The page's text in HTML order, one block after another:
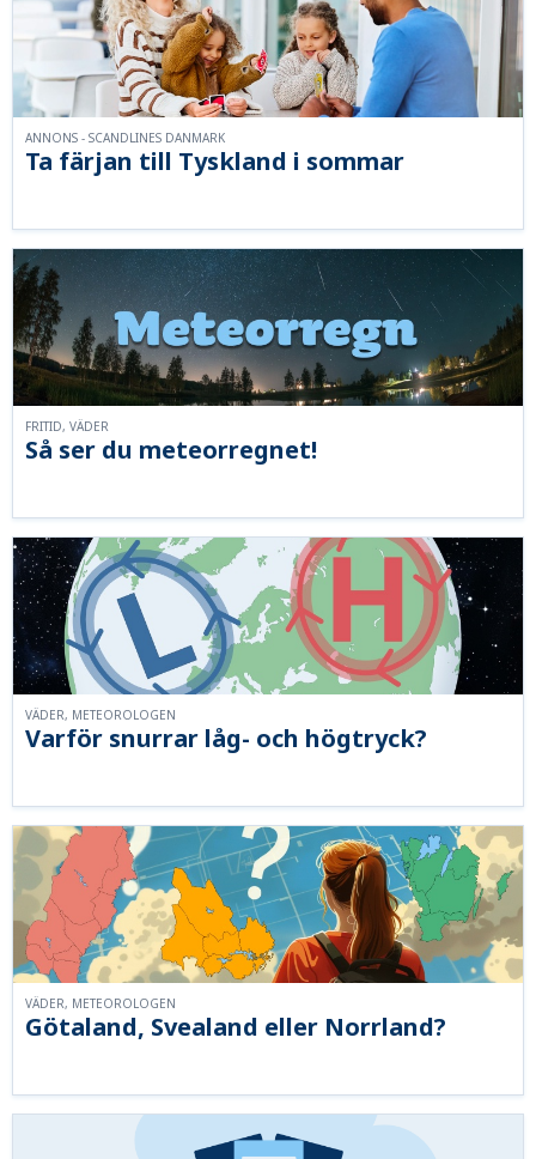
Ta färjan till Tyskland i sommar
ANNONS - SCANDLINES DANMARK
Så ser du meteorregnet!
FRITID, VÄDER
Varför snurrar låg- och högtryck?
VÄDER, METEOROLOGEN
Götaland, Svealand eller Norrland?
VÄDER, METEOROLOGEN